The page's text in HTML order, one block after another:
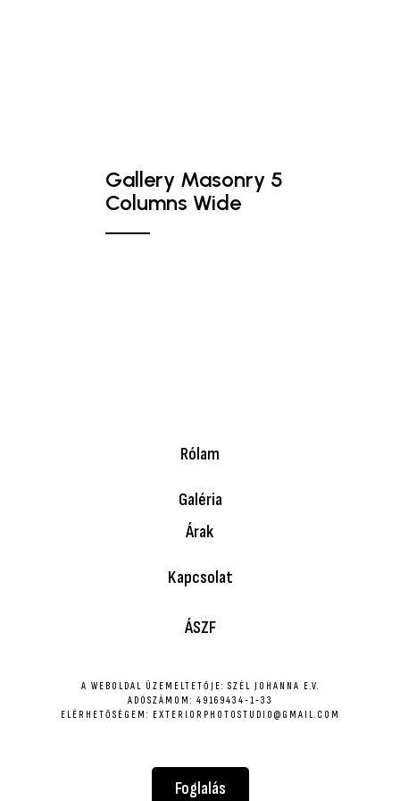
Gallery Masonry 5
Columns Wide
Rólam
Galéria
Árak
Kapcsolat
ÁSZF
A WEBOLDAL ÜZEMELTETŐJE: SZÉL JOHANNA E.V.
ADÓSZÁMOM: 49169434-1-33
ELÉRHETŐSÉGEM: EXTERIORPHOTOSTUDIO@GMAIL.COM
Foglalás